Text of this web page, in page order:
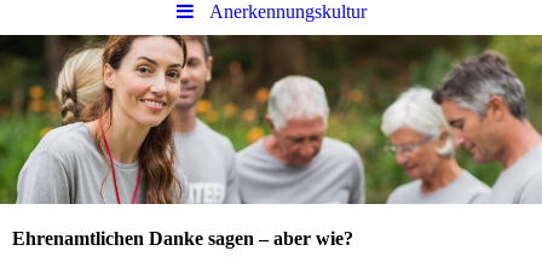
Anerkennungskultur
Ehrenamtlichen Danke sagen – aber wie?